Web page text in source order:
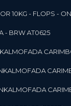
10KG - FLOPS -
- BRW AT0625
ALMOFADA
ALMOFADA
ALMOFADA